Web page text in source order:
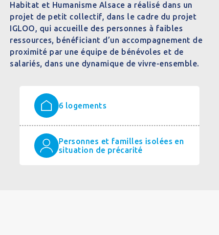
Habitat et Humanisme Alsace a réalisé dans un
projet de petit collectif, dans le cadre du projet
IGLOO, qui accueille des personnes à faibles
ressources, bénéficiant d’un accompagnement de
proximité par une équipe de bénévoles et de
salariés, dans une dynamique de vivre-ensemble.
6 logements
Personnes et familles isolées en
situation de précarité